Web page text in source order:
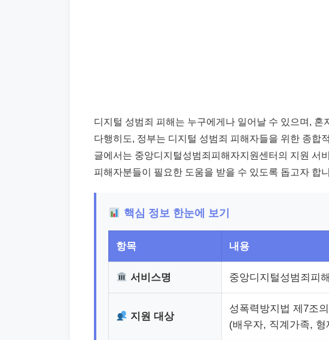
디지털 성범죄 피해는 누구에게나 일어날 수 있으며,
다행히도, 정부는 디지털 성범죄 피해자들을 위한 종합
글에서는 중앙디지털성범죄피해자지원센터의 지원 서
피해자분들이 필요한 도움을 받을 수 있도록 돕고자 합
핵심 정보 한눈에 보기
항목 내용
서비스명 중앙디지털성범죄피
지원 대상
성폭력방지법 제7조
(배우자, 직계가족,